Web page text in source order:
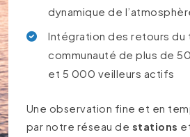
dynamique de
Intégration des retours du
communauté de plus de
et 5 000 veilleurs actifs
Une observation fine et en
par notre réseau de stations